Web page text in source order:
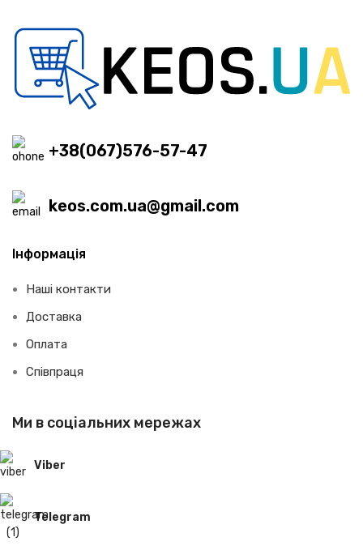
+38(067)576-57-47
keos.com.ua@gmail.com
Інформація
Наші контакти
Доставка
Оплата
Співпраця
Ми в соціальних мережах
Viber
Telegram